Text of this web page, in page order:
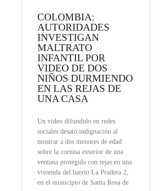
COLOMBIA:
AUTORIDADES
INVESTIGAN
MALTRATO
INFANTIL POR
VIDEO DE DOS
NIÑOS DURMIENDO
EN LAS REJAS DE
UNA CASA
Un video difundido en redes
sociales desató indignación al
mostrar a dos menores de edad
sobre la cornisa exterior de una
ventana protegida con rejas en una
vivienda del barrio La Pradera 2,
en el municipio de Santa Rosa de